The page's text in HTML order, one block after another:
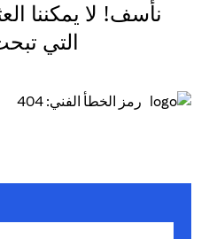
نأسف! لا يمكننا
التي
رمز الخطأ الفني: 404